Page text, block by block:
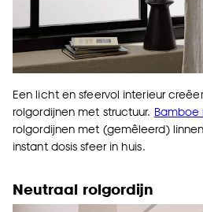
Een licht en sfeervol interieur
rolgordijnen met structuur. Bamboe
rolgordijnen met (gemêleerd)
instant dosis sfeer in huis.
Neutraal rolgordijn